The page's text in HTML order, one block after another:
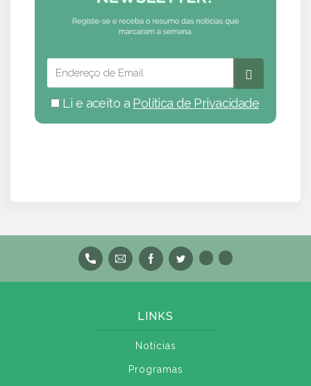
Li e aceito a Política de Privacidade
LINKS
Notícias
Programas